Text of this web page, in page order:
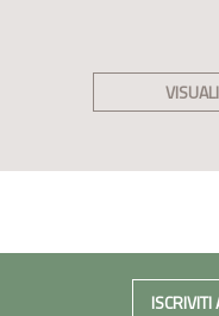
ISCRIVITI